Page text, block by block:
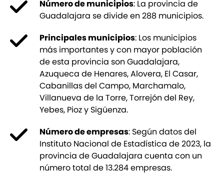
Número de municipios: La provincia de
Guadalajara se divide en 288 municipios.
Principales municipios: Los municipios
más importantes y con mayor población
de esta provincia son Guadalajara,
Azuqueca de Henares, Alovera, El Casar,
Cabanillas del Campo, Marchamalo,
Villanueva de la Torre, Torrejón del Rey,
Yebes, Pioz y Sigüenza.
Número de empresas: Según datos del
Instituto Nacional de Estadística de 2023, la
provincia de Guadalajara cuenta con un
número total de 13.284 empresas.